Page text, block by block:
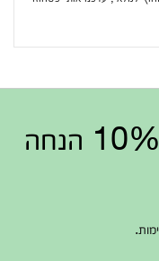
הצטרפי אלינו וקבלי 10% הנחה